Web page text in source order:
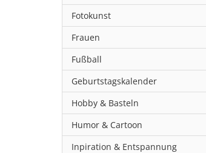
Fotokunst
Frauen
Fußball
Geburtstagskalender
Hobby & Basteln
Humor & Cartoon
Inpiration & Entspannung